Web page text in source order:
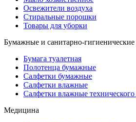
Освежители воздуха
Стиральные порошки
Товары для уборки
Бумажные и санитарно-
Бумага туалетная
Полотенца бумажные
Салфетки бумажные
Салфетки влажные
Салфетки влажные технического
Медицина